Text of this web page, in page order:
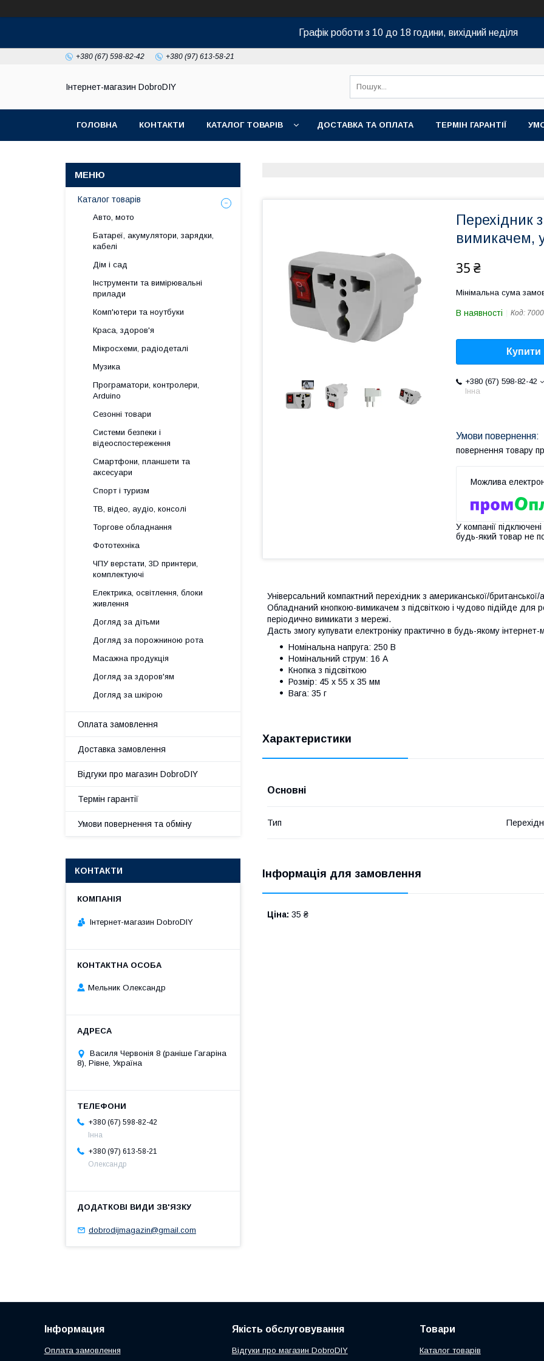
Графік роботи з 10 до 18 години, вихідний неділя
+380 (67) 598-82-42 +380 (97) 613-58-21
Інтернет-магазин DobroDIY
ГОЛОВНА КОНТАКТИ КАТАЛОГ ТОВАРІВ ДОСТАВКА ТА ОПЛАТА ТЕРМІН ГАРАНТІЇ
Перехідник
вимикачем,
35 ₴
Мінімальна сума
В наявності Код:
Купити
+380 (67) 598-82-42
Інна
повернення товару
У компанії
будь-який товар не
Універсальний компактний перехідник з американської/
Обладнаний кнопкою-вимикачем з підсвіткою і чудово підійде для
періодично вимикати з мережі.
Дасть змогу купувати електроніку практично в будь-якому інтернет-
Номінальна напруга: 250 В
Номінальний струм: 16 А
Кнопка з підсвіткою
Розмір: 45 х 55 х 35 мм
Вага: 35 г
Характеристики
Основні
Тип
Інформація для замовлення
Ціна: 35 ₴
Каталог товарів
Авто, мото
Батареї, акумулятори, зарядки,
кабелі
Дім і сад
Інструменти та вимірювальні
прилади
Комп'ютери та ноутбуки
Краса, здоров'я
Мікросхеми, радіодеталі
Музика
Програматори, контролери,
Arduino
Сезонні товари
Системи безпеки і
відеоспостереження
Смартфони, планшети та
аксесуари
Спорт і туризм
ТВ, відео, аудіо, консолі
Торгове обладнання
Фототехніка
ЧПУ верстати, 3D принтери,
комплектуючі
Електрика, освітлення, блоки
живлення
Догляд за дітьми
Догляд за порожниною рота
Масажна продукція
Догляд за здоров'ям
Догляд за шкірою
Оплата замовлення
Доставка замовлення
Відгуки про магазин DobroDIY
Термін гарантії
Умови повернення та обміну
КОНТАКТИ
Інтернет-магазин DobroDIY
Мельник Олександр
Василя Червонія 8 (раніше Гагаріна
8), Рівне, Україна
+380 (67) 598-82-42
Інна
+380 (97) 613-58-21
Олександр
dobrodijmagazin@gmail.com
Інформация
Оплата замовлення
Якість обслуговування
Відгуки про магазин DobroDIY
Товари
Каталог товарів